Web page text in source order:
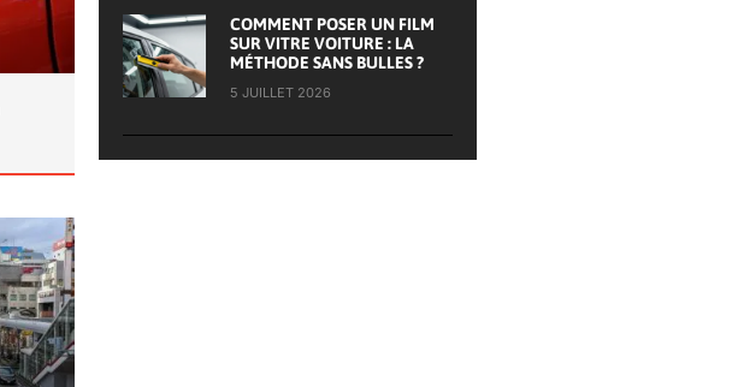
COMMENT POSER UN FILM
SUR VITRE VOITURE : LA
MÉTHODE SANS BULLES ?
5 JUILLET 2026